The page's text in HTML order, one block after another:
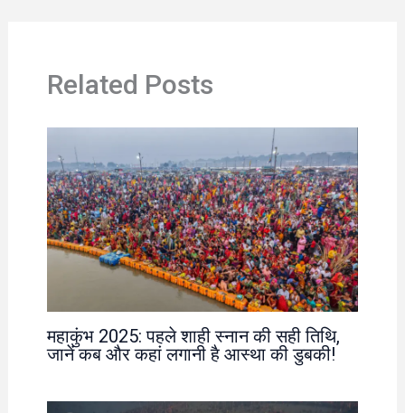
Related Posts
महाकुंभ 2025: पहले शाही स्नान की सही तिथि,
जानें कब और कहां लगानी है आस्था की डुबकी!